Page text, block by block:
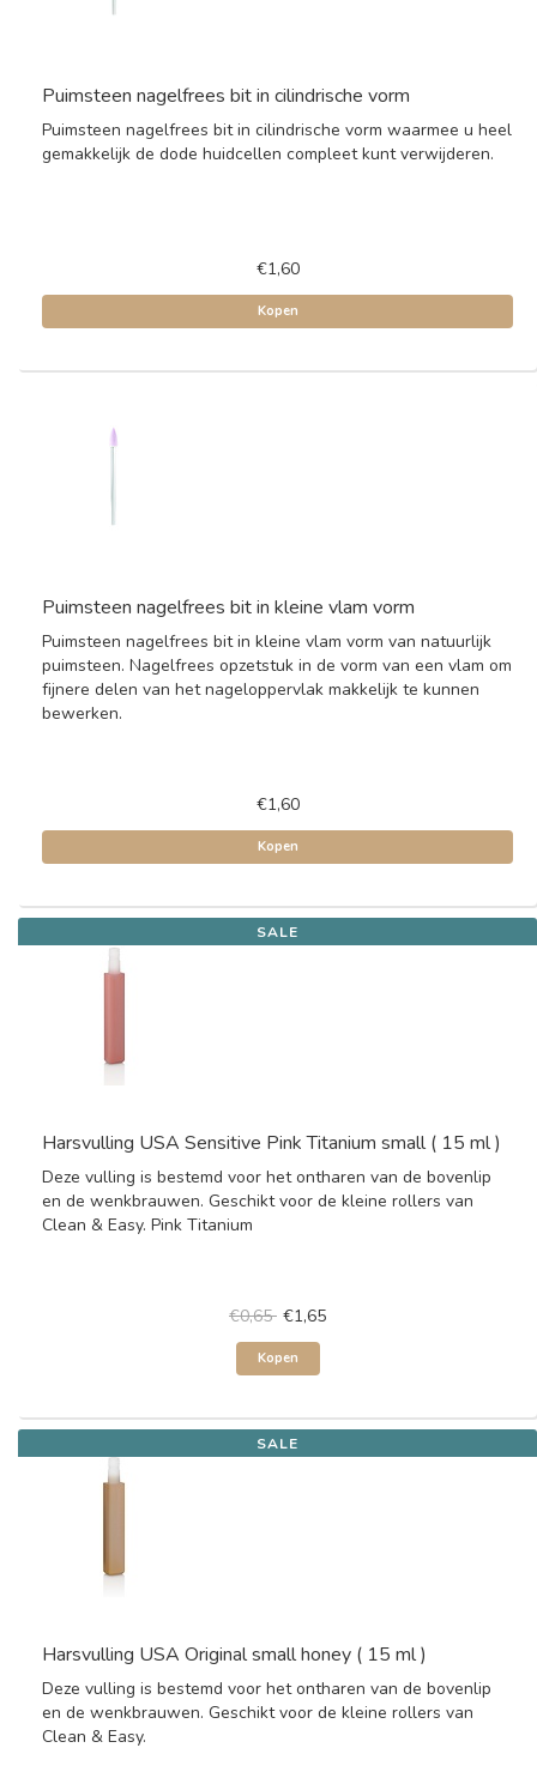
Puimsteen nagelfrees bit in cilindrische vorm
Puimsteen nagelfrees bit in cilindrische vorm waarmee u heel
gemakkelijk de dode huidcellen compleet kunt verwijderen.
€1,60
Kopen
Puimsteen nagelfrees bit in kleine vlam vorm
Puimsteen nagelfrees bit in kleine vlam vorm van natuurlijk
puimsteen. Nagelfrees opzetstuk in de vorm van een vlam om
fijnere delen van het nageloppervlak makkelijk te kunnen
bewerken.
€1,60
Kopen
SALE
Harsvulling USA Sensitive Pink Titanium small ( 15 ml )
Deze vulling is bestemd voor het ontharen van de bovenlip
en de wenkbrauwen. Geschikt voor de kleine rollers van
Clean & Easy. Pink Titanium
€0,65 €1,65
Kopen
SALE
Harsvulling USA Original small honey ( 15 ml )
Deze vulling is bestemd voor het ontharen van de bovenlip
en de wenkbrauwen. Geschikt voor de kleine rollers van
Clean & Easy.